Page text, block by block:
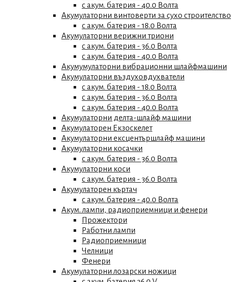
с акум. батерия - 40.0 Волта
Акумулаторни винтоверти за сухо строителство
с акум. батерия - 18.0 Волта
Акумулаторни верижни триони
с акум. батерия - 36.0 Волта
с акум. батерия - 40.0 Волта
Акумумулаторни вибрационни шлайфмашини
Акумулаторни въздуховдухватели
с акум. батерия - 18.0 Волта
с акум. батерия - 36.0 Волта
с акум. батерия - 40.0 Волта
Акумулаторни делта-шлайф машини
Акумулаторен Екзоскелет
Акумулаторни ексцентършлайф машини
Акумулаторни косачки
с акум. батерия - 36.0 Волта
Акумулаторни коси
с акум. батерия - 36.0 Волта
Акумулаторен къртач
с акум. батерия - 40.0 Волта
Акум. лампи, радиоприемници и фенери
Прожектори
Работни лампи
Радиоприемници
Челници
Фенери
Акумулаторни лозарски ножици